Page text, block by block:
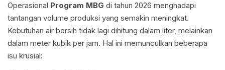
Operasional Program MBG di tahun 2026 menghadapi
tantangan volume produksi yang semakin meningkat.
Kebutuhan air bersih tidak lagi dihitung dalam liter, melainkan
dalam meter kubik per jam. Hal ini memunculkan beberapa
isu krusial: